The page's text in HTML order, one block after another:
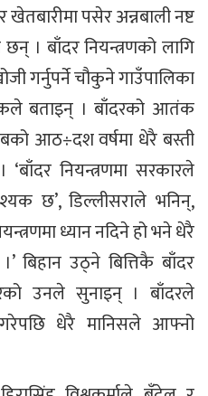
पसेर अन्नबाली नष्ट
। बाँदर नियन्त्रणको लागि
गर्नुपर्ने चौकुने गाउँपालिका
बताइन् । बाँदरको आतंक
आठ÷दश वर्षमा धेरै बस्ती
नियन्त्रणमा सरकारले
छ’, डिल्लीसराले भनिन्,
ध्यान नदिने हो भने धेरै
बिहान उठ्ने बित्तिकै बाँदर
उनले सुनाइन् । बाँदरले
गरेपछि धेरै मानिसले आफ्नो